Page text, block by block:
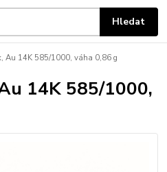
Hledat
Au 14K 585/1000, váha 0,86 g
14K 585/1000,